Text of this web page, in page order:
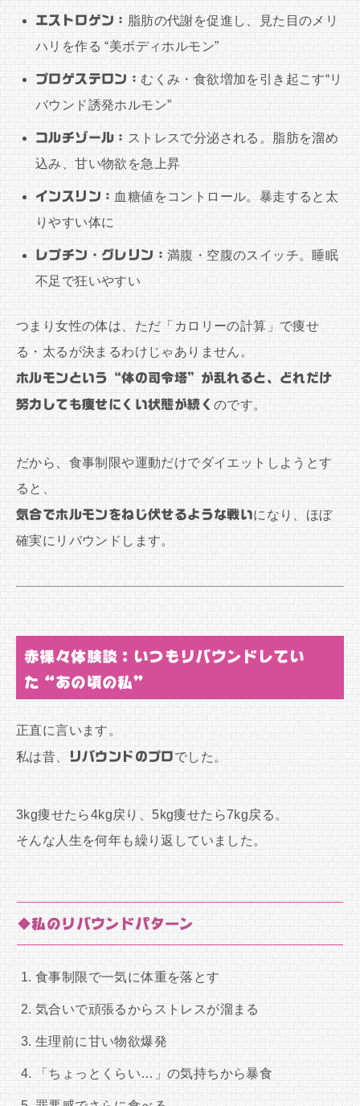
エストロゲン：
脂肪の代謝を促進し、見た目のメリ
ハリを作る “美ボディホルモン”
プロゲステロン：むくみ・食欲増加を引き起こす“リ
バウンド誘発ホルモン”
コルチゾール： ストレスで分泌される。脂肪を溜め
込み、甘い物欲を急上昇
インスリン： 血糖値をコントロール。暴走すると太
りやすい体に
レプチン・グレリン： 満腹・空腹のスイッチ。睡眠
不足で狂いやすい
つまり女性の体は、ただ「カロリーの計算」で痩せ
る・太るが決まるわけじゃありません。
ホルモンという“体の司令塔”が乱れると、どれだけ
努力しても痩せにくい状態が続く のです。
だから、食事制限や運動だけでダイエットしようとす
ると、
気合でホルモンをねじ伏せるような戦いになり、ほぼ
確実にリバウンドします。
赤裸々体験談：いつもリバウンドしてい
た“あの頃の私”
正直に言います。
私は昔、
リバウンドのプロでした。
3kg痩せたら4kg戻り、5kg痩せたら7kg戻る。
そんな人生を何年も繰り返していました。
◆私のリバウンドパターン
食事制限で一気に体重を落とす
気合いで頑張るからストレスが溜まる
生理前に甘い物欲爆発
「ちょっとくらい…」の気持ちから暴食